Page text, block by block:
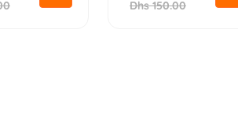
Dhs 150.00